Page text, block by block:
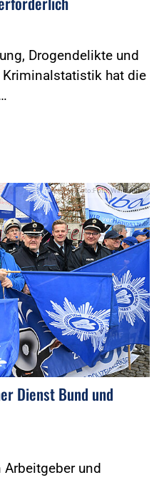
Drogendelikte und
Kriminalstatistik hat die
Foto:Foto: Windmüller
Dienst Bund und
und